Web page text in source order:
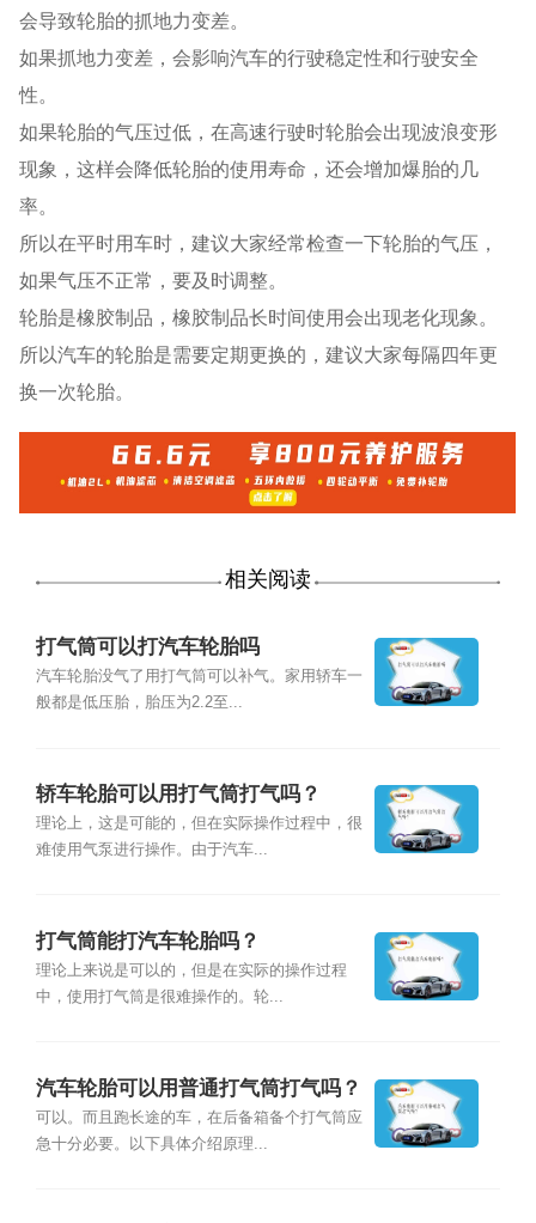
会导致轮胎的抓地力变差。
如果抓地力变差，会影响汽车的行驶稳定性和行驶安全
性。
如果轮胎的气压过低，在高速行驶时轮胎会出现波浪变形
现象，这样会降低轮胎的使用寿命，还会增加爆胎的几
率。
所以在平时用车时，建议大家经常检查一下轮胎的气压，
如果气压不正常，要及时调整。
轮胎是橡胶制品，橡胶制品长时间使用会出现老化现象。
所以汽车的轮胎是需要定期更换的，建议大家每隔四年更
换一次轮胎。
相关阅读
打气筒可以打汽车轮胎吗
汽车轮胎没气了用打气筒可以补气。家用轿车一
般都是低压胎，胎压为2.2至...
轿车轮胎可以用打气筒打气吗？
理论上，这是可能的，但在实际操作过程中，很
难使用气泵进行操作。由于汽车...
打气筒能打汽车轮胎吗？
理论上来说是可以的，但是在实际的操作过程
中，使用打气筒是很难操作的。轮...
汽车轮胎可以用普通打气筒打气吗？
可以。而且跑长途的车，在后备箱备个打气筒应
急十分必要。以下具体介绍原理...